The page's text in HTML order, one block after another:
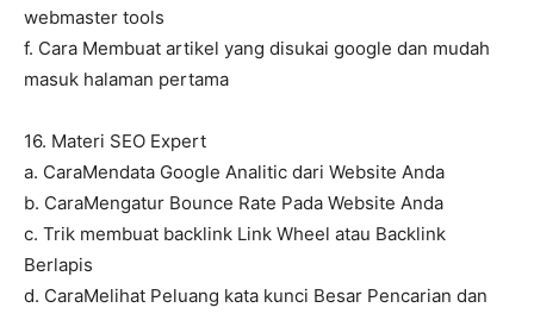
webmaster tools
f. Cara Membuat artikel yang disukai google dan mudah
masuk halaman pertama
16. Materi SEO Expert
a. CaraMendata Google Analitic dari Website Anda
b. CaraMengatur Bounce Rate Pada Website Anda
c. Trik membuat backlink Link Wheel atau Backlink
Berlapis
d. CaraMelihat Peluang kata kunci Besar Pencarian dan